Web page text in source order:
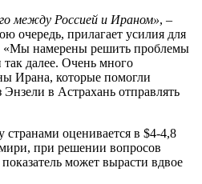
между Россией и Ираном», –
очередь, прилагает усилия для
«Мы намерены решить проблемы
далее. Очень много
Ирана, которые помогли
в Астрахань отправлять
странами оценивается в $4-4,8
при решении вопросов
может вырасти вдвое